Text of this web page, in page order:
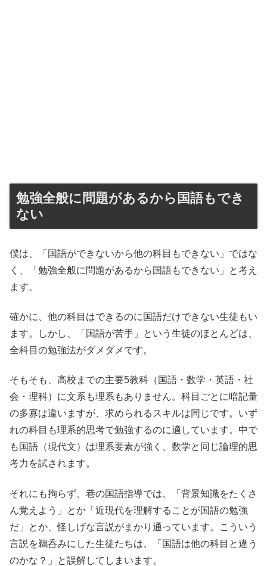
勉強全般に問題があるから国語もでき
ない
僕は、「国語ができないから他の科目もできない」ではな
く、「勉強全般に問題があるから国語もできない」と考え
ます。
確かに、他の科目はできるのに国語だけできない生徒もい
ます。しかし、「国語が苦手」という生徒のほとんどは、
全科目の勉強法がダメダメです。
そもそも、高校までの主要5教科（国語・数学・英語・社
会・理科）に文系も理系もありません。科目ごとに暗記量
の多寡は違いますが、求められるスキルは同じです。いず
れの科目も理系的思考で勉強するのに適しています。中で
も国語（現代文）は理系要素が強く、数学と同じ論理的思
考力を試されます。
それにも拘らず、巷の国語指導では、「背景知識をたくさ
ん覚えよう」とか「近現代を理解することが国語の勉強
だ」とか、怪しげな言説がまかり通っています。こういう
言説を鵜呑みにした生徒たちは、「国語は他の科目と違う
のかな？」と誤解してしまいます。